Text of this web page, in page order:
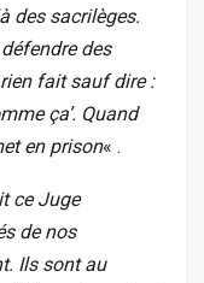
des sacrilèges.
des
fait sauf dire :
ça’. Quand
en prison« .
ce Juge
de nos
Ils sont au